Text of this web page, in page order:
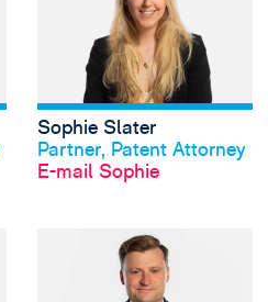
Profil anschauen
Sophie Slater
Partner, Patent Attorney
E-mail Sophie
View Yvonne